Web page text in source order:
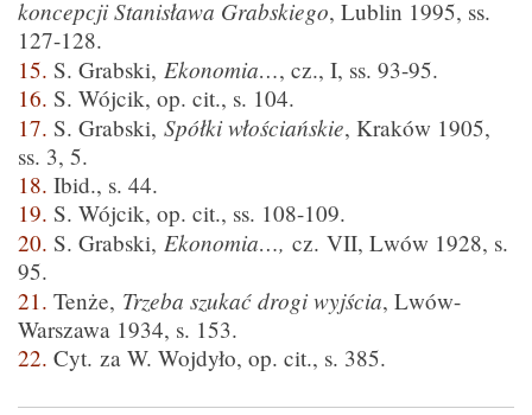
koncepcji Stanisława Grabskiego, Lublin 1995, ss.
127-128.
15. S. Grabski, Ekonomia…, cz., I, ss. 93-95.
16. S. Wójcik, op. cit., s. 104.
17. S. Grabski, Spółki włościańskie, Kraków 1905,
ss. 3, 5.
18. Ibid., s. 44.
19. S. Wójcik, op. cit., ss. 108-109.
20. S. Grabski, Ekonomia…, cz. VII, Lwów 1928, s.
95.
21. Tenże, Trzeba szukać drogi wyjścia, Lwów-
Warszawa 1934, s. 153.
22. Cyt. za W. Wojdyło, op. cit., s. 385.